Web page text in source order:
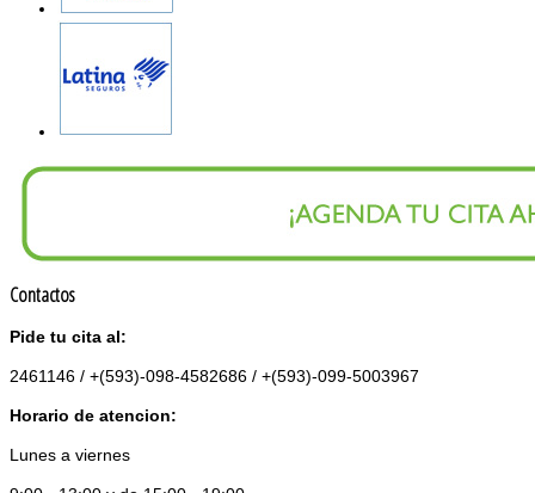
Contactos
Pide tu cita al:
2461146 / +(593)-098-4582686 / +(593)-099-5003967
Horario de atencion:
Lunes a viernes